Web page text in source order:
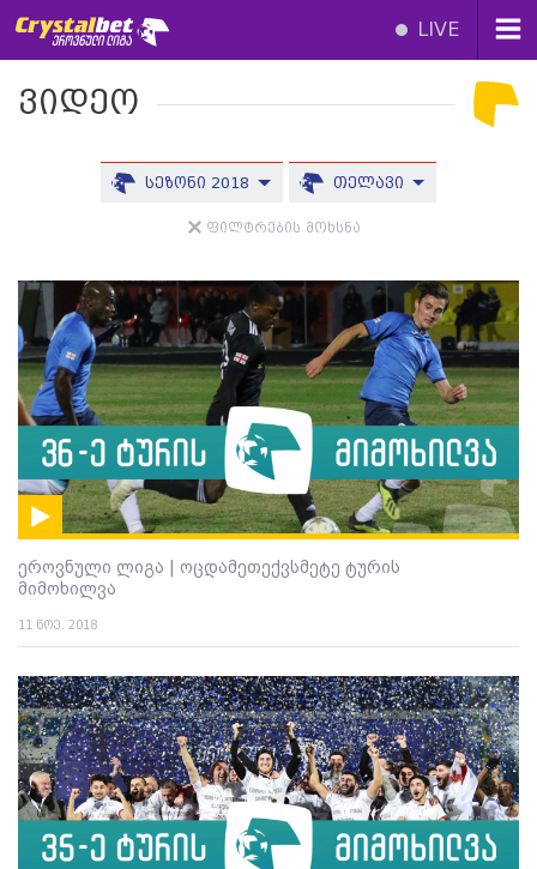
LIVE
ვიდეო
სეზონი 2018 თელავი
ფილტრების მოხსნა
ეროვნული ლიგა | ოცდამეთექვსმეტე ტურის
მიმოხილვა
11 ნოე. 2018